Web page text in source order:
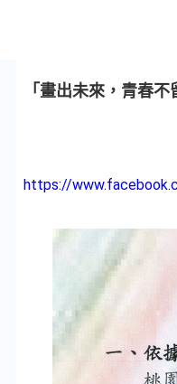
「畫出未來，青春
https://